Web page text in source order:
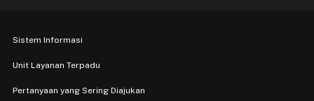
Sistem Informasi
Unit Layanan Terpadu
Pertanyaan yang Sering Diajukan